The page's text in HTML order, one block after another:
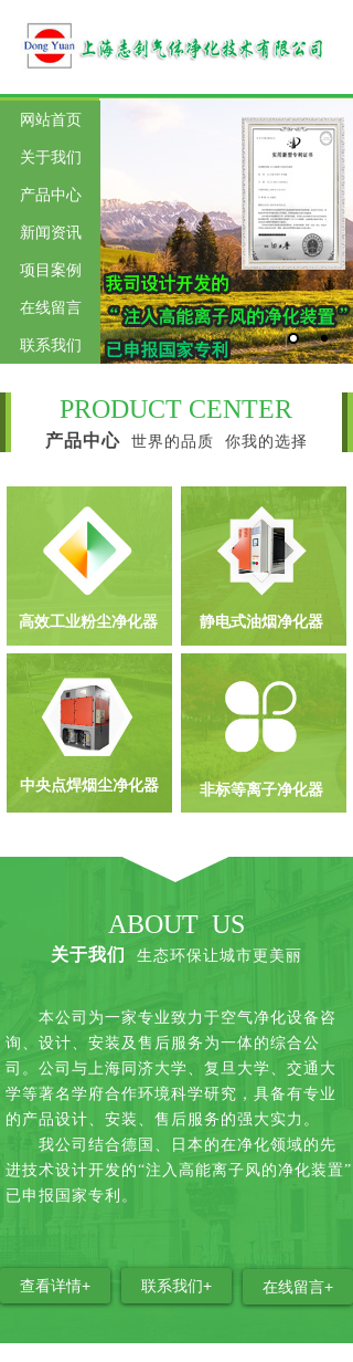
网站首页
关于我们
产品中心
新闻资讯
项目案例
在线留言
联系我们
PRODUCT CENTER
产品中心 世界的品质 你我的选择
高效工业粉尘净化器 静电式油烟净化器
非标等离子净化器
中央点焊烟尘净化器
联系我们+
查看详情+
ABOUT US
本公司为一家专业致力于空气净化设备咨
询、设计、安装及售后服务为一体的综合公
司。公司与上海同济大学、复旦大学、交通大
学等著名学府合作环境科学研究，具备有专业
的产品设计、安装、售后服务的强大实力。
我公司结合德国、日本的在净化领域的先
进技术设计开发的“注入高能离子风的净化装置”
已申报国家专利。
在线留言+
关于我们 生态环保让城市更美丽